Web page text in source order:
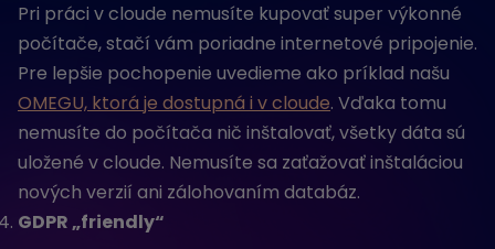
Pri práci v cloude nemusíte kupovať super výkonné
počítače, stačí vám poriadne internetové pripojenie.
Pre lepšie pochopenie uvedieme ako príklad našu
OMEGU, ktorá je dostupná i v cloude. Vďaka tomu
nemusíte do počítača nič inštalovať, všetky dáta sú
uložené v cloude. Nemusíte sa zaťažovať inštaláciou
nových verzií ani zálohovaním databáz.
GDPR „friendly“